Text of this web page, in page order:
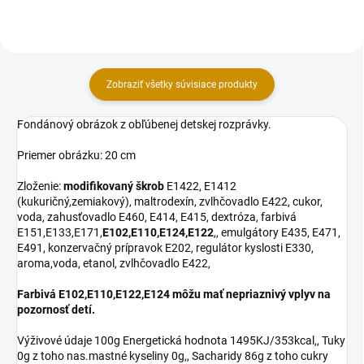
Zobraziť všetky súvisiace produkty
Fondánový obrázok z obľúbenej detskej rozprávky.
Priemer obrázku: 20 cm
Zloženie:modifikovaný škrob E1422, E1412
(kukuričný,zemiakový), maltrodexín, zvlhčovadlo E422, cukor,
voda, zahusťovadlo E460, E414, E415, dextróza, farbivá
E151,E133,E171,E102,E110,E124,E122,, emulgátory E435, E471,
E491, konzervačný prípravok E202, regulátor kyslosti E330,
aroma,voda, etanol, zvlhčovadlo E422,
Farbivá E102,E110,E122,E124 môžu mať nepriaznivý vplyv na
pozornosť detí.
Výživové údaje 100g Energetická hodnota 1495KJ/353kcal,, Tuky
0g z toho nas.mastné kyseliny 0g,, Sacharidy 86g z toho cukry